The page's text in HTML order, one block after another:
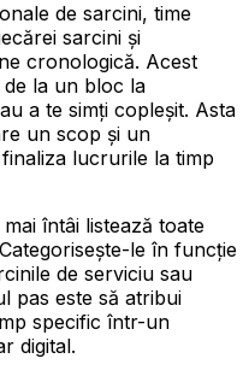
de sarcini, time
sarcini și
cronologică. Acest
la un bloc la
a te simți copleșit. Asta
un scop și un
lucrurile la timp
întâi listează toate
le în funcție
de serviciu sau
pas este să atribui
specific într-un
digital.